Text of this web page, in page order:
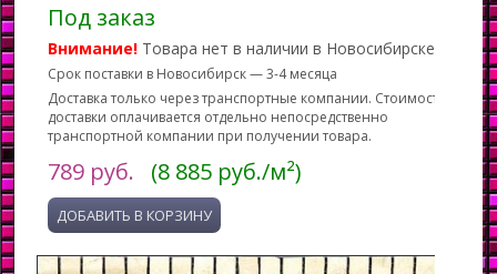
Под заказ
Внимание! Товара нет в наличии в Новосибирске.
Срок поставки в Новосибирск — 3-4 месяца
Доставка только через транспортные компании. Стоимость
доставки оплачивается отдельно непосредственно
транспортной компании при получении товара.
789 руб. (8 885 руб./м²)